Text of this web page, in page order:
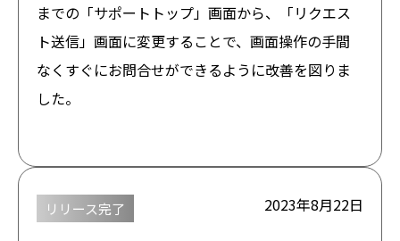
までの「サポートトップ」画面から、「リクエス
ト送信」画面に変更することで、画面操作の手間
なくすぐにお問合せができるように改善を図りま
した。
リリース完了 2023年8月22日